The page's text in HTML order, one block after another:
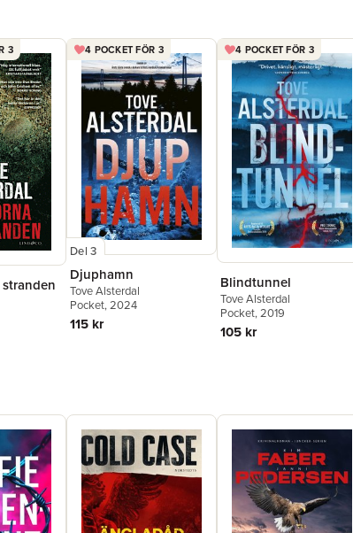
3 4 POCKET FÖR 3
Del 3
Djuphamn
Tove Alsterdal
Pocket, 2024
115 kr
4 POCKET FÖR 3
Blindtunnel
Tove Alsterdal
Pocket, 2019
105 kr